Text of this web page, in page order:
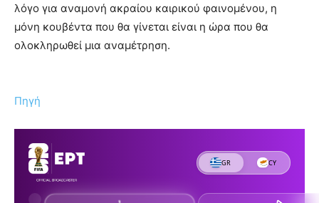
λόγο για αναμονή ακραίου καιρικού φαινομένου, η
μόνη κουβέντα που θα γίνεται είναι η ώρα που θα
ολοκληρωθεί μια αναμέτρηση.
Πηγή